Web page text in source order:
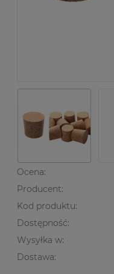
Ocena:
Producent:
Kod produktu:
Dostępność:
Wysyłka w:
Dostawa: